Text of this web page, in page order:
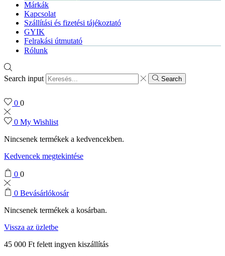
Márkák
Kapcsolat
Szállítási és fizetési tájékoztató
GYIK
Felrakási útmutató
Rólunk
Search input Search
0 0
0 My Wishlist
Nincsenek termékek a kedvencekben.
Kedvencek megtekintése
0 0
0 Bevásárlókosár
Nincsenek termékek a kosárban.
Vissza az üzletbe
45 000 Ft felett ingyen kiszállítás